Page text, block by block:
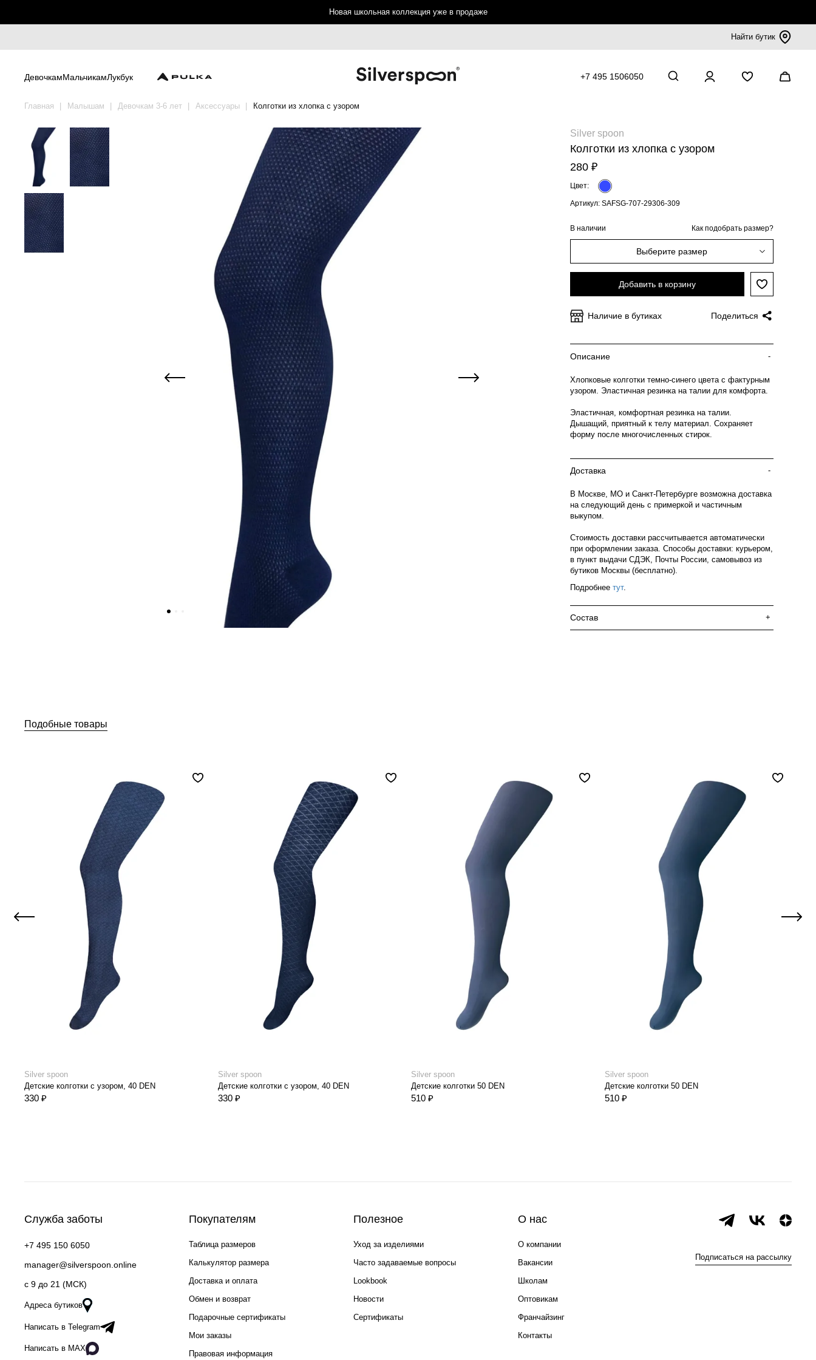
Новая школьная коллекция уже в продаже
Найти бутик
ДевочкамМальчикамЛукбук +7 495 1506050
Главная Малышам Девочкам 3-6 лет Аксессуары Колготки из хлопка с узором
Silver spoon
Колготки из хлопка с узором
280 ₽
Цвет:
Артикул: SAFSG-707-29306-309
В наличии Как подобрать размер?
Выберите размер
Добавить в корзину
Наличие в бутиках Поделиться
Описание -
Хлопковые колготки темно-синего цвета с фактурным
узором. Эластичная резинка на талии для комфорта.
Эластичная, комфортная резинка на талии.
Дышащий, приятный к телу материал. Сохраняет
форму после многочисленных стирок.
Доставка -
В Москве, МО и Санкт-Петербурге возможна доставка
на следующий день с примеркой и частичным
выкупом.
Стоимость доставки рассчитывается автоматически
при оформлении заказа. Способы доставки: курьером,
в пункт выдачи СДЭК, Почты России, самовывоз из
бутиков Москвы (бесплатно).
Подробнее тут.
Состав +
Подобные товары
Silver spoon
Детские колготки с узором, 40 DEN
330 ₽
Silver spoon
Детские колготки с узором, 40 DEN
330 ₽
Silver spoon
Детские колготки 50 DEN
510 ₽
Silver spoon
Детские колготки 50 DEN
510 ₽
Служба заботы
+7 495 150 6050
manager@silverspoon.online
c 9 до 21 (МСК)
Адреса бутиков
Написать в Telegram
Написать в MAX
Покупателям
Таблица размеров
Калькулятор размера
Доставка и оплата
Обмен и возврат
Подарочные сертификаты
Мои заказы
Правовая информация
Полезное
Уход за изделиями
Часто задаваемые вопросы
Lookbook
Новости
Сертификаты
О нас
О компании
Вакансии
Школам
Оптовикам
Франчайзинг
Контакты
Подписаться на рассылку